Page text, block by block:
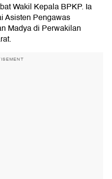
Wakil Kepala BPKP. Ia
Asisten Pengawas
Madya di Perwakilan